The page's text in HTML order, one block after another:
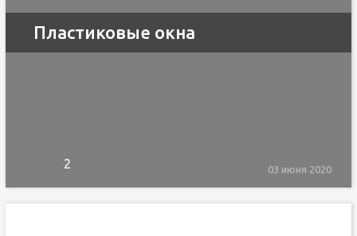
Пластиковые окна
2 03 июня 2020